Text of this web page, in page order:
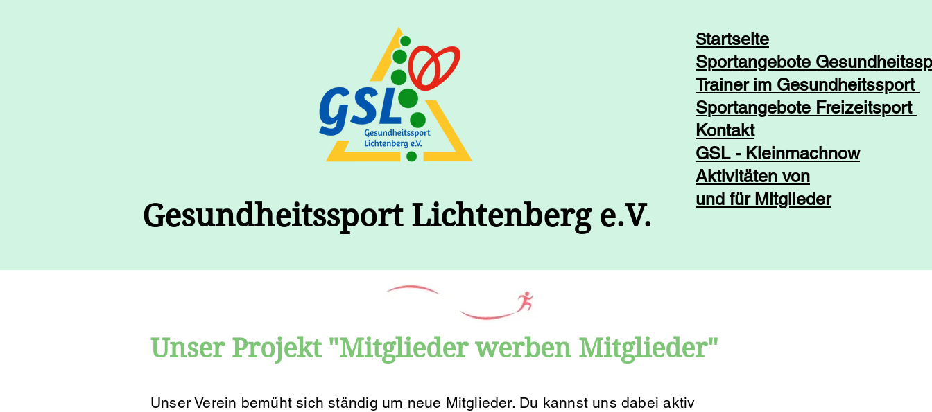
Gesu​ndheitssport Lichtenberg e.V.
Starts​eite
Sportangebote
Trainer im Gesundheitssport
Sportangebote Freizeitsport
Kontakt
GSL - Kleinmachnow
Aktivitäten von
und für Mitglieder
Unser Projekt "Mitglieder werben Mitglieder"
Unser Verein bemüht sich ständig um neue Mitglieder. Du kannst uns dabei aktiv